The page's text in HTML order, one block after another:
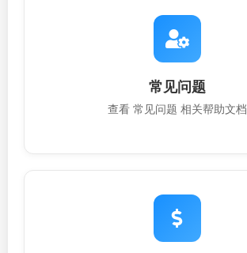
常见问题
查看 常见问题 相关帮助文档